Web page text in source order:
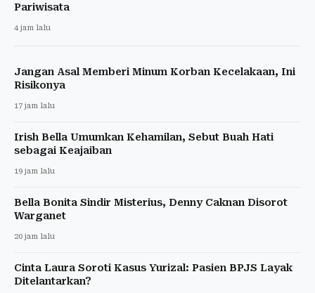
Pariwisata
4 jam lalu
Jangan Asal Memberi Minum Korban Kecelakaan, Ini
Risikonya
17 jam lalu
Irish Bella Umumkan Kehamilan, Sebut Buah Hati
sebagai Keajaiban
19 jam lalu
Bella Bonita Sindir Misterius, Denny Caknan Disorot
Warganet
20 jam lalu
Cinta Laura Soroti Kasus Yurizal: Pasien BPJS Layak
Ditelantarkan?